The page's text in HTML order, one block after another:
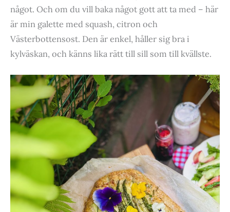
något. Och om du vill baka något gott att ta med – här
är min galette med squash, citron och
Västerbottensost. Den är enkel, håller sig bra i
kylväskan, och känns lika rätt till sill som till kvällste.